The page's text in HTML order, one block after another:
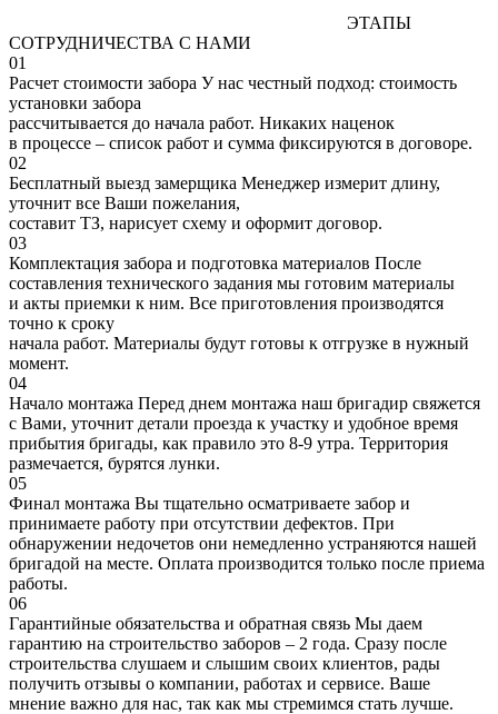
ЭТАПЫ
СОТРУДНИЧЕСТВА С НАМИ
01
Расчет стоимости забора У нас честный подход: стоимость
установки забора
рассчитывается до начала работ. Никаких наценок
в процессе – список работ и сумма фиксируются в договоре.
02
Бесплатный выезд замерщика Менеджер измерит длину,
уточнит все Ваши пожелания,
составит ТЗ, нарисует схему и оформит договор.
03
Комплектация забора и подготовка материалов После
составления технического задания мы готовим материалы
и акты приемки к ним. Все приготовления производятся
точно к сроку
начала работ. Материалы будут готовы к отгрузке в нужный
момент.
04
Начало монтажа Перед днем монтажа наш бригадир свяжется
с Вами, уточнит детали проезда к участку и удобное время
прибытия бригады, как правило это 8-9 утра. Территория
размечается, бурятся лунки.
05
Финал монтажа Вы тщательно осматриваете забор и
принимаете работу при отсутствии дефектов. При
обнаружении недочетов они немедленно устраняются нашей
бригадой на месте. Оплата производится только после приема
работы.
06
Гарантийные обязательства и обратная связь Мы даем
гарантию на строительство заборов – 2 года. Сразу после
строительства слушаем и слышим своих клиентов, рады
получить отзывы о компании, работах и сервисе. Ваше
мнение важно для нас, так как мы стремимся стать лучше.